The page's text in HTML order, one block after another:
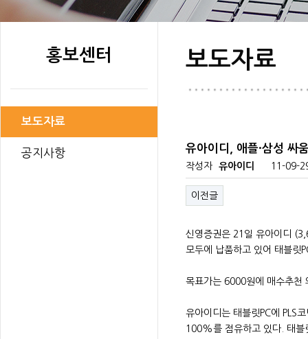
홍보센터
보도자료
공지사항
보도자료
유아이디, 애플·삼성 싸
작성자 유아이디 11-09-
이전글
신영증권은 21일 유아이디
모두에 납품하고 있어 태블릿
목표가는 6000원에 매수추천
유아이디는 태블릿PC에 PLS
100%를 점유하고 있다. 태블